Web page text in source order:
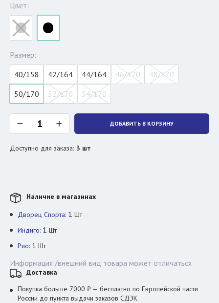
Цвет:
Размер:
40/158
42/164 44/164 46/170
48/170
50/170
52/170 54/170
ДОБАВИТЬ В КОРЗИНУ
Доступно для заказа: 3 шт
Наличие в магазинах
Дворец Спорта: 1 Шт
Индиго: 1 Шт
Рио: 1 Шт
Информация /внешний вид товара может отличаться
Доставка
Покупка больше 7000 ₽ — бесплатно по Европейской части
России до пункта выдачи заказов СДЭК.